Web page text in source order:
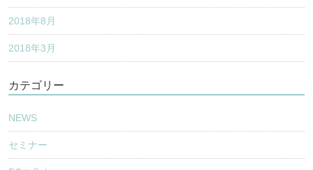
2018年8月
2018年3月
カテゴリー
NEWS
セミナー